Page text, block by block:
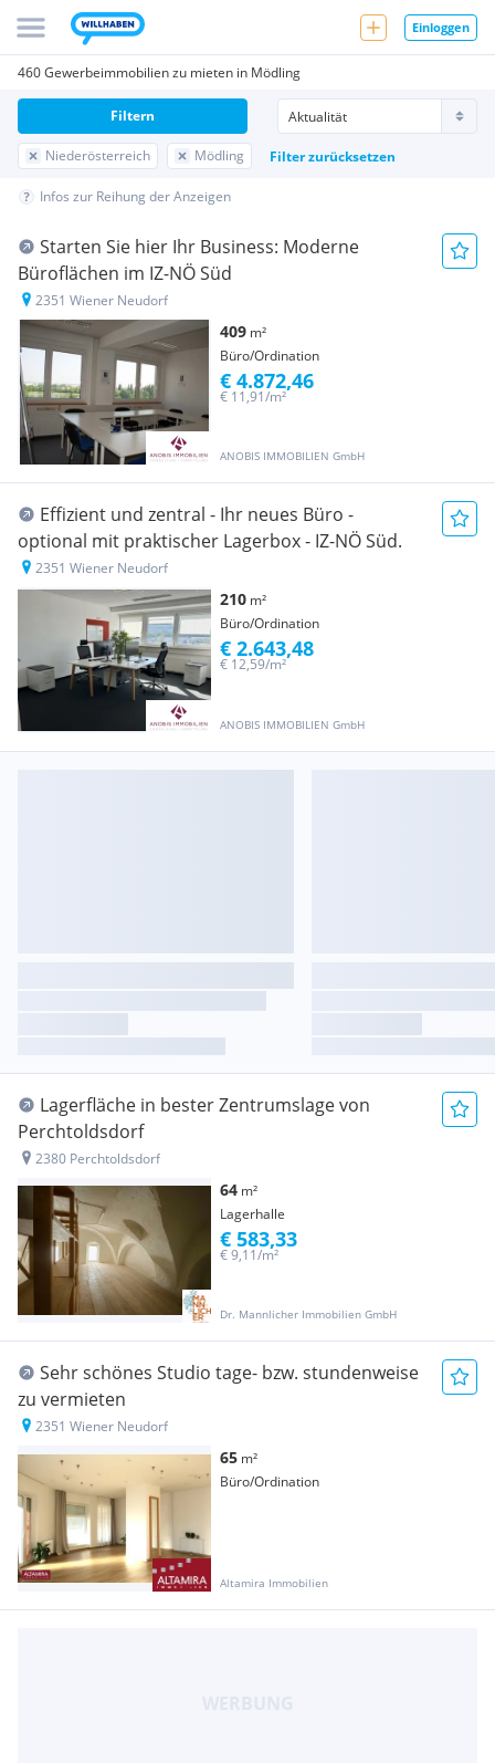
Einloggen
460 Gewerbeimmobilien zu mieten in Mödling
Niederösterreich Mödling Filter zurücksetzen
Filtern
Infos zur Reihung der Anzeigen
Starten Sie hier Ihr Business: Moderne
Büroflächen im IZ-NÖ Süd
2351 Wiener Neudorf
409 m²
Büro/Ordination
ANOBIS IMMOBILIEN GmbH
€ 11,91/m²
€ 4.872,46
Effizient und zentral - Ihr neues Büro -
optional mit praktischer Lagerbox - IZ-NÖ Süd.
2351 Wiener Neudorf
210 m²
Büro/Ordination
ANOBIS IMMOBILIEN GmbH
€ 12,59/m²
€ 2.643,48
Lagerfläche in bester Zentrumslage von
Perchtoldsdorf
2380 Perchtoldsdorf
64 m²
Lagerhalle
Dr. Mannlicher Immobilien GmbH
€ 9,11/m²
€ 583,33
Sehr schönes Studio tage- bzw. stundenweise
zu vermieten
2351 Wiener Neudorf
65 m²
Büro/Ordination
Altamira Immobilien